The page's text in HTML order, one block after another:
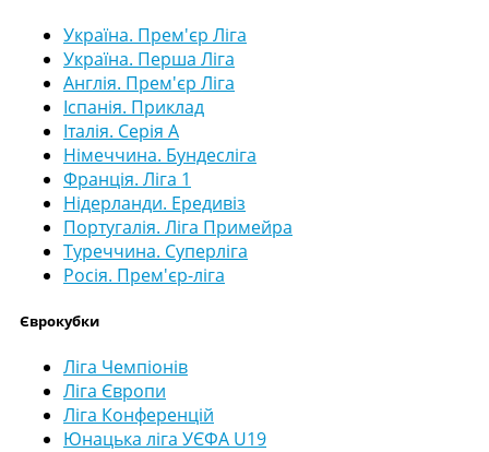
Україна. Прем'єр Ліга
Україна. Перша Ліга
Англія. Прем'єр Ліга
Іспанія. Приклад
Італія. Серія А
Німеччина. Бундесліга
Франція. Ліга 1
Нідерланди. Ередивіз
Португалія. Ліга Примейра
Туреччина. Суперліга
Росія. Прем'єр-ліга
Єврокубки
Ліга Чемпіонів
Ліга Європи
Ліга Конференцій
Юнацька ліга УЄФА U19